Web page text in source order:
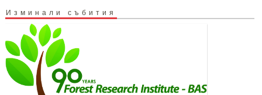
Изминали събития